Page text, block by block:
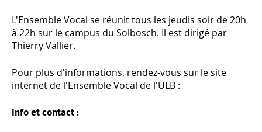
L'Ensemble Vocal se réunit tous les jeudis soir de 20h
à 22h sur le campus du Solbosch. Il est dirigé par
Thierry Vallier.
Pour plus d'informations, rendez-vous sur le site
internet de l'Ensemble Vocal de l'ULB :
Info et contact :